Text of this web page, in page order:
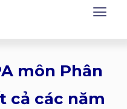
môn Phân
cả các năm